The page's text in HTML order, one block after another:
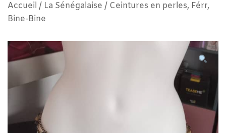
Accueil / La Sénégalaise / Ceintures en perles, Férr,
Bine-Bine